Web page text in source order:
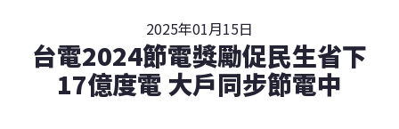
2025年01月15日
台電2024節電獎勵促民生省下
17億度電 大戶同步節電中